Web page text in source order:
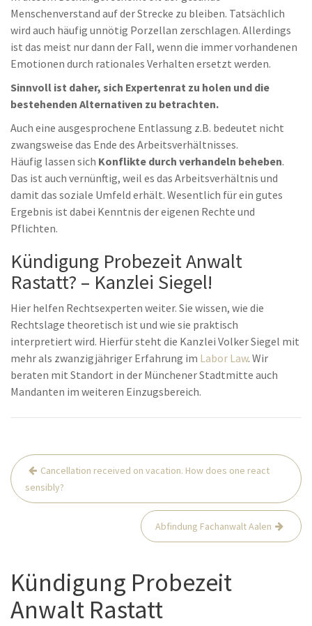
Menschenverstand auf der Strecke zu bleiben. Tatsächlich
wird auch häufig unnötig Porzellan zerschlagen. Allerdings
ist das meist nur dann der Fall, wenn die immer vorhandenen
Emotionen durch rationales Verhalten ersetzt werden.
Sinnvoll ist daher, sich Expertenrat zu holen und die
bestehenden Alternativen zu betrachten.
Auch eine ausgesprochene Entlassung z.B. bedeutet nicht
zwangsweise das Ende des Arbeitsverhältnisses.
Häufig lassen sich Konflikte durch verhandeln beheben.
Das ist auch vernünftig, weil es das Arbeitsverhältnis und
damit das soziale Umfeld erhält. Wesentlich für ein gutes
Ergebnis ist dabei Kenntnis der eigenen Rechte und
Pflichten.
Kündigung Probezeit Anwalt
Rastatt? – Kanzlei Siegel!
Hier helfen Rechtsexperten weiter. Sie wissen, wie die
Rechtslage theoretisch ist und wie sie praktisch
interpretiert wird. Hierfür steht die Kanzlei Volker Siegel mit
mehr als zwanzigjähriger Erfahrung im Labor Law. Wir
beraten mit Standort in der Münchener Stadtmitte auch
Mandanten im weiteren Einzugsbereich.
Post
navigation
Cancellation received on vacation. How does one react
sensibly?
Abfindung Fachanwalt Aalen
Kündigung Probezeit
Anwalt Rastatt